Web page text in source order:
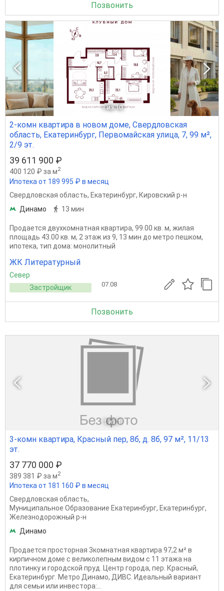
Позвонить
1 из 10
2-комн квартира в новом доме, Свердловская
область, Екатеринбург, Первомайская улица, 7, 99 м²,
2/9 эт.
39 611 900 ₽
400 120 ₽ за м2
Ипотека от 189 995 ₽ в месяц
Свердловская область, Екатеринбург, Кировский р-н
Динамо
13 мин
Продается двухкомнатная квартира, 99.00 кв. м, жилая
площадь 43.00 кв. м, 2 этаж из 9, 13 мин до метро пешком,
ипотека, тип дома: монолитный
ЖК Литературный
Север
Застройщик
07.08
Позвонить
1 из 1
3-комн квартира, Красный пер, 8б, д. 8б, 97 м², 11/13
эт.
37 770 000 ₽
389 381 ₽ за м2
Ипотека от 181 160 ₽ в месяц
Свердловская область,
Муниципальное Образование Екатеринбург, Екатеринбург,
Железнодорожный р-н
Динамо
Продается просторная 3комнатная квартира 97,2 м² в
кирпичном доме с великолепным видом с 11 этажа на
плотинку и городской пруд. Центр города, пер. Красный,
Екатеринбург. Метро Динамо, ДИВС. Идеальный вариант
для семьи или инвестора:...